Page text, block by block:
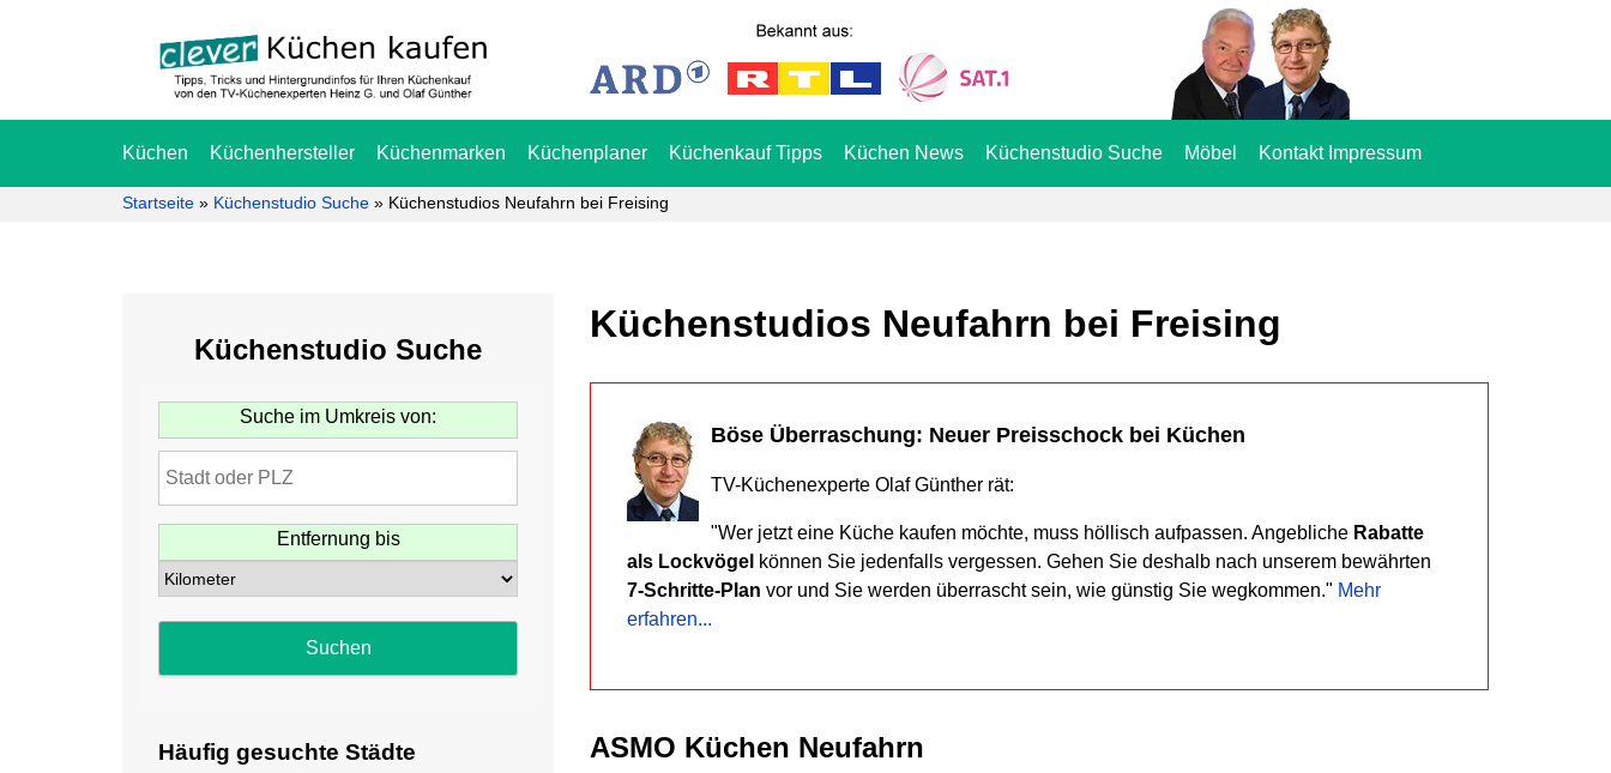
Küchen Küchenhersteller Küchenmarken Küchenplaner Küchenkauf Tipps Küchen News Küchenstudio Suche Möbel Kontakt Impressum
Startseite » Küchenstudio Suche » Küchenstudios Neufahrn bei Freising
Küchenstudio Suche
Suche im Umkreis von:
Entfernung bis
Häufig gesuchte Städte
Küchenstudios Neufahrn bei Freising
Böse Überraschung: Neuer Preisschock bei Küchen
TV-Küchenexperte Olaf Günther rät:
"Wer jetzt eine Küche kaufen möchte, muss höllisch aufpassen. Angebliche Rabatte
als Lockvögel können Sie jedenfalls vergessen. Gehen Sie deshalb nach unserem bewährten
7-Schritte-Plan vor und Sie werden überrascht sein, wie günstig Sie wegkommen." Mehr
erfahren...
ASMO Küchen Neufahrn